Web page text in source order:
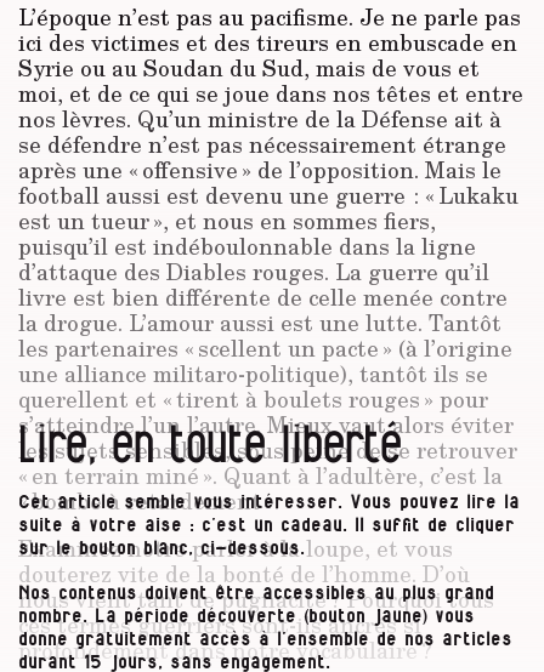
L’époque n’est pas au pacifisme. Je ne parle pas
ici des victimes et des tireurs en embuscade en
Syrie ou au Soudan du Sud, mais de vous et
moi, et de ce qui se joue dans nos têtes et entre
nos lèvres. Qu’un ministre de la Défense ait à
se défendre n’est pas nécessairement étrange
après une « offensive » de l’opposition. Mais le
football aussi est devenu une guerre : « Lukaku
est un tueur », et nous en sommes fiers,
puisqu’il est indéboulonnable dans la ligne
d’attaque des Diables rouges. La guerre qu’il
livre est bien différente de celle menée contre
la drogue. L’amour aussi est une lutte. Tantôt
les partenaires « scel­lent un pacte » (à l’origine
une alliance militaro-politique), tantôt ils se
querellent et « tirent à boulets rouges » pour
s’attein­­­­dre l’un l’autre. Mieux vaut alors éviter
les sujets sensibles, sous peine de se retrouver
« en terrain miné ». Quant à l’adultère, c’est la
« bombe à retardement ».
Examinez notre parler à la loupe, et vous
douterez vite de la bonté de l’homme. D’où
nous vient tant de pugnacité ? Pourquoi tous
ces termes guerriers sont-ils ancrés si
profondément dans notre vocabulaire ?
Lire, en toute liberté
Cet article semble vous intéresser. Vous pouvez lire la
suite à votre aise : c’est un cadeau. Il suffit de cliquer
sur le bouton blanc, ci-dessous.
Nos contenus doivent être accessibles au plus grand
nombre. La période découverte (bouton jaune) vous
donne gratuitement accès à l’ensemble de nos articles
durant 15 jours, sans engagement.